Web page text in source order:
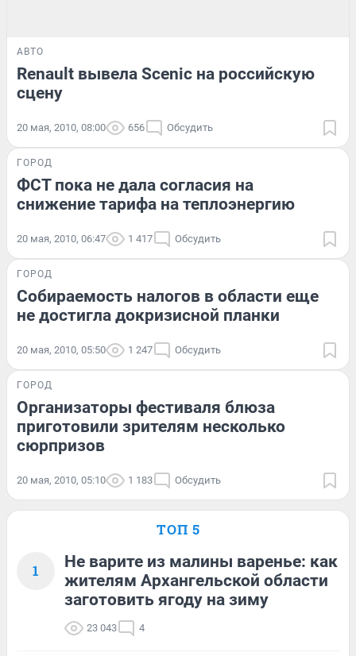
АВТО
Renault вывела Scenic на российскую
сцену
20 мая, 2010, 08:00 656 Обсудить
ГОРОД
ФСТ пока не дала согласия на
снижение тарифа на теплоэнергию
20 мая, 2010, 06:47 1 417 Обсудить
ГОРОД
Собираемость налогов в области еще
не достигла докризисной планки
20 мая, 2010, 05:50 1 247 Обсудить
ГОРОД
Организаторы фестиваля блюза
приготовили зрителям несколько
сюрпризов
20 мая, 2010, 05:10 1 183 Обсудить
ТОП 5
1
Не варите из малины варенье: как
жителям Архангельской области
заготовить ягоду на зиму
23 043 4